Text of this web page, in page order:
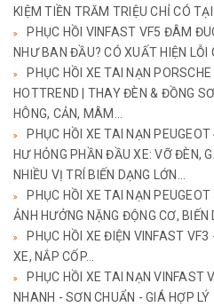
KIỆM TIỀN TRĂM TRIỆU CHỈ CÓ
PHỤC HỒI VINFAST VF5 ĐÂM
NHƯ BAN ĐẦU? CÓ XUẤT HIỆN LỖI
PHỤC HỒI XE TAI NẠN
HOTTREND | THAY ĐÈN & ĐỒNG
HÔNG, CẢN, MÂM...
PHỤC HỒI XE TAI NẠN
HƯ HỎNG PHẦN ĐẦU XE: VỠ ĐÈN,
NHIỀU VỊ TRÍ BIẾN DẠNG LỚN...
PHỤC HỒI XE TAI NẠN
ẢNH HƯỞNG NẶNG ĐỘNG CƠ, BIẾN
PHỤC HỒI XE ĐIỆN VINFAST
XE, NẮP CỐP...
PHỤC HỒI XE TAI NẠN
NHANH - SƠN CHUẨN - GIÁ HỢP LÝ